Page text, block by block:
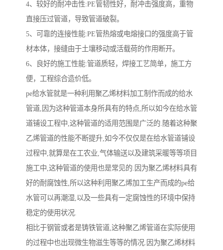
4、较好的耐冲击性:PE管韧性好，耐冲击强度高，重物
直接压过管道，导致管道破裂。
5、可靠的连接性能:PE管热熔或电熔接口的强度高于管
材本体，接缝由于土壤移动或活载荷的作用断开。
6、良好的施工性能:管道质轻，焊接工艺简单，施工方
便，工程综合造价低。
pe给水管就是一种利用聚乙烯材料加工制作而成的给水
管道,因为这种管道本身所具有的特点,所以如今在给水管
道铺设工程中,这种管道的适用范围是广泛的.随着这种聚
乙烯管道的性能不断提升,如今不仅仅是在给水管道铺设
过程中,就算是在工农业,气体输送以及建筑采暖等等项目
施工中,这种管道的使用也是常见的.因为聚乙烯材料具有
好的耐腐蚀性,所以这种利用聚乙烯加工生产而成的pe给
水管可以再潮湿,以及一些具有一定腐蚀性的环境中保持
稳定的使用状况.
相比于钢管或者是铸铁管道,这种聚乙烯管道在实际使用
的过程中也出现微生物滋生等等的情况.因为聚乙烯材料